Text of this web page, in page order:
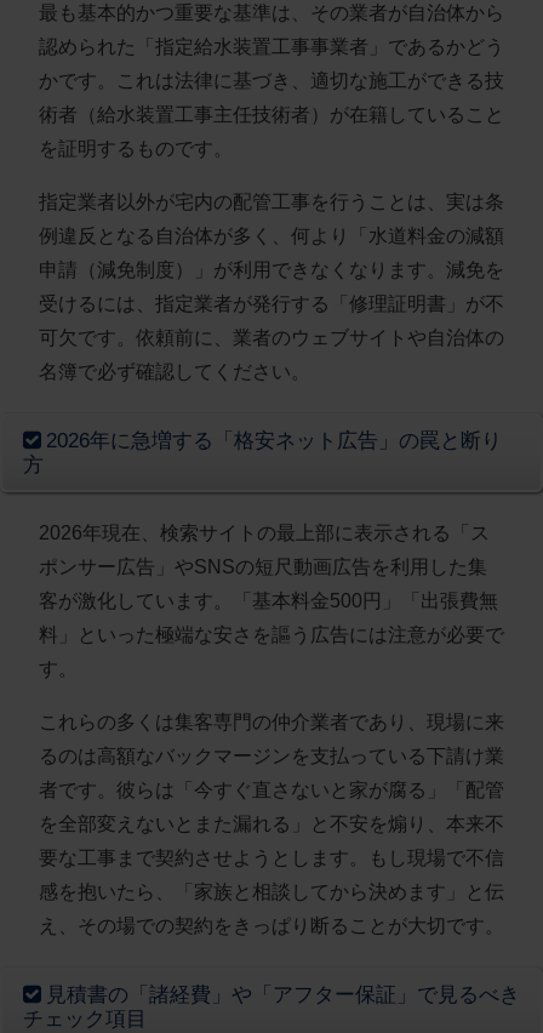
最も基本的かつ重要な基準は、その業者が自治体から
認められた「指定給水装置工事事業者」であるかどう
かです。これは法律に基づき、適切な施工ができる技
術者（給水装置工事主任技術者）が在籍していること
を証明するものです。
指定業者以外が宅内の配管工事を行うことは、実は条
例違反となる自治体が多く、何より「水道料金の減額
申請（減免制度）」が利用できなくなります。減免を
受けるには、指定業者が発行する「修理証明書」が不
可欠です。依頼前に、業者のウェブサイトや自治体の
名簿で必ず確認してください。
2026年に急増する「格安ネット広告」の罠と断り
方
2026年現在、検索サイトの最上部に表示される「ス
ポンサー広告」やSNSの短尺動画広告を利用した集
客が激化しています。「基本料金500円」「出張費無
料」といった極端な安さを謳う広告には注意が必要で
す。
これらの多くは集客専門の仲介業者であり、現場に来
るのは高額なバックマージンを支払っている下請け業
者です。彼らは「今すぐ直さないと家が腐る」「配管
を全部変えないとまた漏れる」と不安を煽り、本来不
要な工事まで契約させようとします。もし現場で不信
感を抱いたら、「家族と相談してから決めます」と伝
え、その場での契約をきっぱり断ることが大切です。
見積書の「諸経費」や「アフター保証」で見るべき
チェック項目